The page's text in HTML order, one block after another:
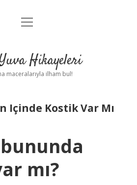
Anasayfa
Yasal Uyarı
menüyü
Hikayeleri
maceralarıyla ilham bul!
Içinde Kostik Var Mı
mı?